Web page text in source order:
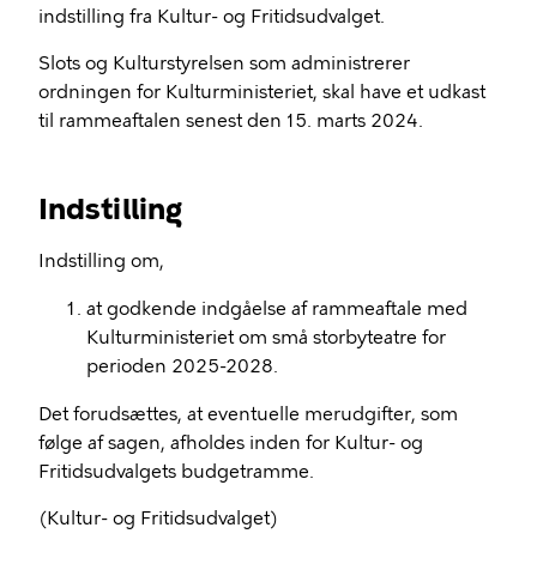
indstilling fra Kultur- og Fritidsudvalget.
Slots og Kulturstyrelsen som administrerer
ordningen for Kulturministeriet, skal have et udkast
til rammeaftalen senest den 15. marts 2024.
Indstilling
Indstilling om,
at godkende indgåelse af rammeaftale med
Kulturministeriet om små storbyteatre for
perioden 2025-2028.
Det forudsættes, at eventuelle merudgifter, som
følge af sagen, afholdes inden for Kultur- og
Fritidsudvalgets budgetramme.
(Kultur- og Fritidsudvalget)